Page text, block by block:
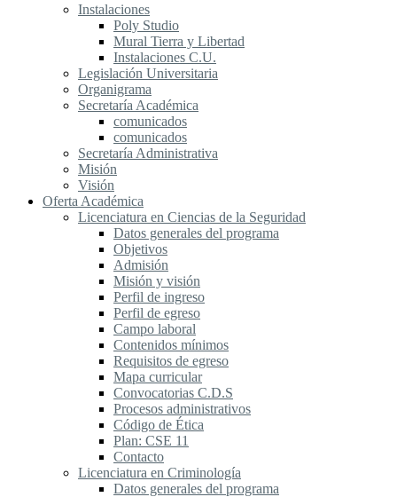
Instalaciones
Poly Studio
Mural Tierra y Libertad
Instalaciones C.U.
Legislación Universitaria
Organigrama
Secretaría Académica
comunicados
comunicados
Secretaría Administrativa
Misión
Visión
Oferta Académica
Licenciatura en Ciencias de la Seguridad
Datos generales del programa
Objetivos
Admisión
Misión y visión
Perfil de ingreso
Perfil de egreso
Campo laboral
Contenidos mínimos
Requisitos de egreso
Mapa curricular
Convocatorias C.D.S
Procesos administrativos
Código de Ética
Plan: CSE 11
Contacto
Licenciatura en Criminología
Datos generales del programa